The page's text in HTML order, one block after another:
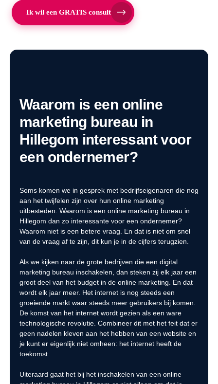
Ik wil een GRATIS consult
Waarom is een online
marketing bureau in
Hillegom interessant voor
een ondernemer?
Soms komen we in gesprek met bedrijfseigenaren die nog
aan het twijfelen zijn over hun online marketing
uitbesteden. Waarom is een online marketing bureau in
Hillegom dan zo interessante voor een ondernemer?
Waarom niet is een betere vraag. En dat is niet om snel
van de vraag af te zijn, dit kun je in de cijfers terugzien.
Als we kijken naar de grote bedrijven die een digital
marketing bureau inschakelen, dan steken zij elk jaar een
groot deel van het budget in de online marketing. En dat
wordt elk jaar meer. Het internet is nog steeds een
groeiende markt waar steeds meer gebruikers bij komen.
De komst van het internet wordt gezien als een ware
technologische revolutie. Combineer dit met het feit dat er
geen nadelen kleven aan het hebben van een website en
je kunt er eigenlijk niet omheen: het internet heeft de
toekomst.
Uiteraard gaat het bij het inschakelen van een online